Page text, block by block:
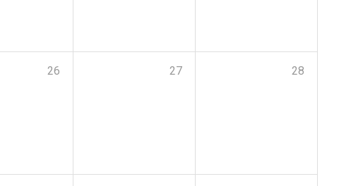
26 27 28